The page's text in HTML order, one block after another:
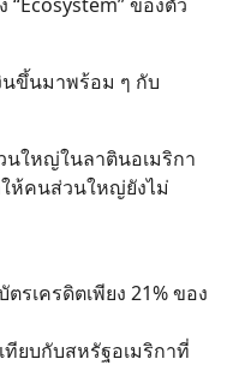
นขึ้นมาพร้อม ๆ กับ
นใหญ่ในลาตินอเมริกา
ห้คนส่วนใหญ่ยังไม่
รเครดิตเพียง 21% ของ
ทียบกับสหรัฐอเมริกาที่